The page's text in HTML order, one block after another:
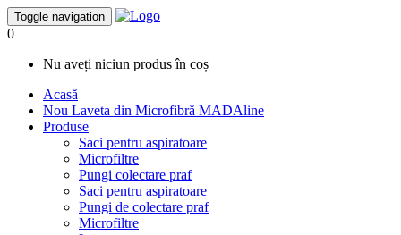
Toggle navigation
0
Nu aveți niciun produs în coș
Acasă
Nou Laveta din Microfibră MADAline
Produse
Saci pentru aspiratoare
Microfiltre
Pungi colectare praf
Saci pentru aspiratoare
Pungi de colectare praf
Microfiltre